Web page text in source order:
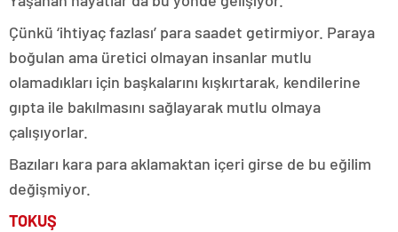
Çünkü ‘ihtiyaç fazlası’ para saadet getirmiyor. Paraya
boğulan ama üretici olmayan insanlar mutlu
olamadıkları için başkalarını kışkırtarak, kendilerine
gıpta ile bakılmasını sağlayarak mutlu olmaya
çalışıyorlar.
Bazıları kara para aklamaktan içeri girse de bu eğilim
değişmiyor.
TOKUŞ